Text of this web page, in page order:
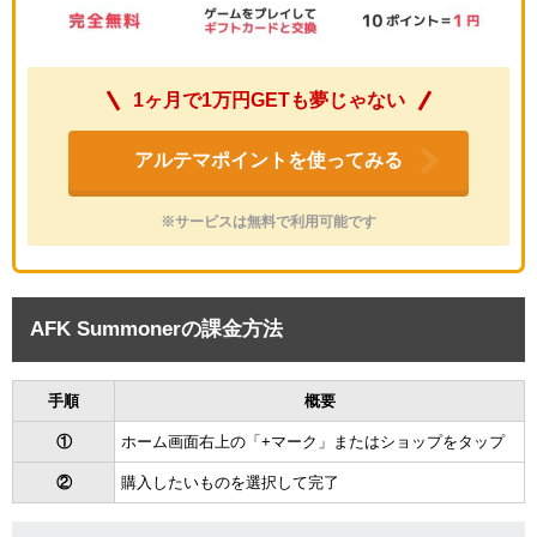
1ヶ月で1万円GETも夢じゃない
アルテマポイントを使ってみる
※サービスは無料で利用可能です
AFK Summonerの課金方法
手順 概要
① ホーム画面右上の「+マーク」またはショップをタップ
② 購入したいものを選択して完了